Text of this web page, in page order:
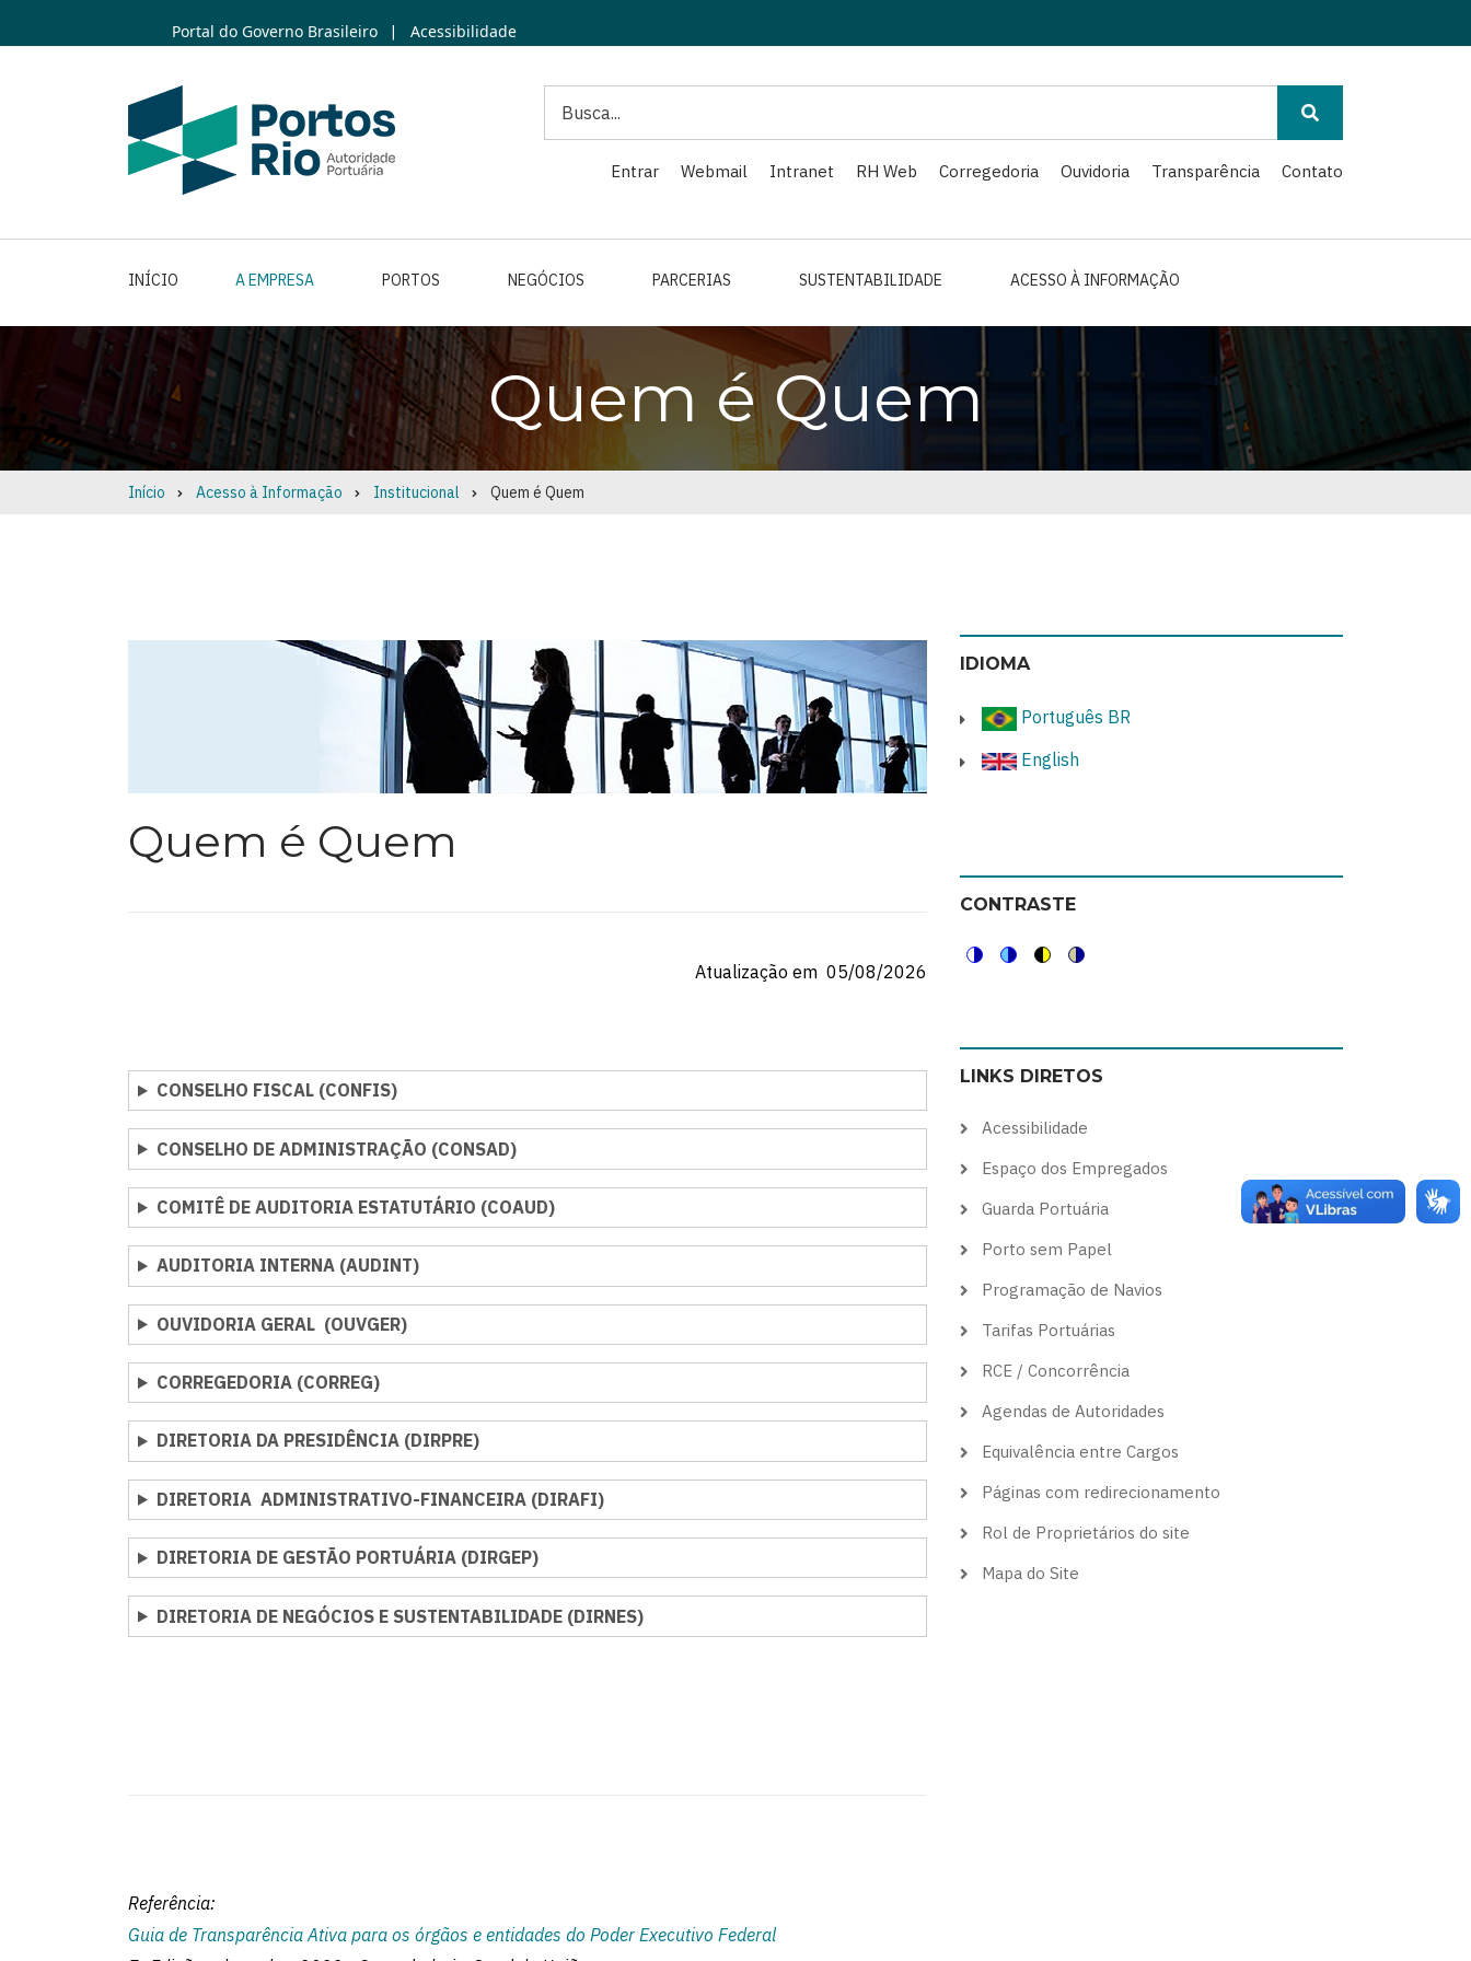
to
Portal do Governo Brasileiro | Acessibilidade
Entrar Webmail Intranet RH Web Corregedoria Ouvidoria Transparência Contato
INÍCIO A EMPRESA PORTOS NEGÓCIOS PARCERIAS SUSTENTABILIDADE ACESSO À INFORMAÇÃO
Quem é Quem
Início Acesso à Informação Institucional Quem é Quem
Quem é Quem
Atualização em 05/08/2026
CONSELHO FISCAL (CONFIS)
CONSELHO DE ADMINISTRAÇÃO (CONSAD)
COMITÊ DE AUDITORIA ESTATUTÁRIO (COAUD)
AUDITORIA INTERNA (AUDINT)
OUVIDORIA GERAL (OUVGER)
CORREGEDORIA (CORREG)
DIRETORIA DA PRESIDÊNCIA (DIRPRE)
DIRETORIA ADMINISTRATIVO-FINANCEIRA (DIRAFI)
DIRETORIA DE GESTÃO PORTUÁRIA (DIRGEP)
DIRETORIA DE NEGÓCIOS E SUSTENTABILIDADE (DIRNES)
Referência:
Guia de Transparência Ativa para os órgãos e entidades do Poder Executivo Federal
IDIOMA
Português BR
English
CONTRASTE
color
theme
blue
theme
high
visibility
soft
theme
LINKS DIRETOS
Acessibilidade
Espaço dos Empregados
Guarda Portuária
Porto sem Papel
Programação de Navios
Tarifas Portuárias
RCE / Concorrência
Agendas de Autoridades
Equivalência entre Cargos
Páginas com redirecionamento
Rol de Proprietários do site
Mapa do Site